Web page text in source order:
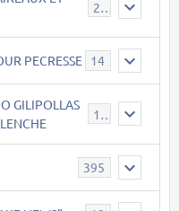
21
PECRESSE 14
GILIPOLLAS
119
395